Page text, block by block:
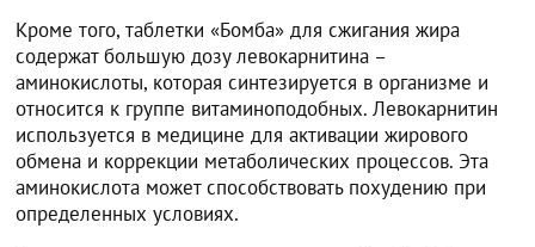
Кроме того, таблетки «Бомба» для сжигания жира
содержат большую дозу левокарнитина –
аминокислоты, которая синтезируется в организме и
относится к группе витаминоподобных. Левокарнитин
используется в медицине для активации жирового
обмена и коррекции метаболических процессов. Эта
аминокислота может способствовать похудению при
определенных условиях.